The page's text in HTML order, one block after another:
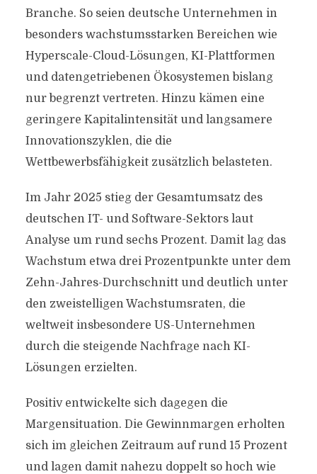
Branche. So seien deutsche Unternehmen in
besonders wachstumsstarken Bereichen wie
Hyperscale-Cloud-Lösungen, KI-Plattformen
und datengetriebenen Ökosystemen bislang
nur begrenzt vertreten. Hinzu kämen eine
geringere Kapitalintensität und langsamere
Innovationszyklen, die die
Wettbewerbsfähigkeit zusätzlich belasteten.
Im Jahr 2025 stieg der Gesamtumsatz des
deutschen IT- und Software-Sektors laut
Analyse um rund sechs Prozent. Damit lag das
Wachstum etwa drei Prozentpunkte unter dem
Zehn-Jahres-Durchschnitt und deutlich unter
den zweistelligen Wachstumsraten, die
weltweit insbesondere US-Unternehmen
durch die steigende Nachfrage nach KI-
Lösungen erzielten.
Positiv entwickelte sich dagegen die
Margensituation. Die Gewinnmargen erholten
sich im gleichen Zeitraum auf rund 15 Prozent
und lagen damit nahezu doppelt so hoch wie